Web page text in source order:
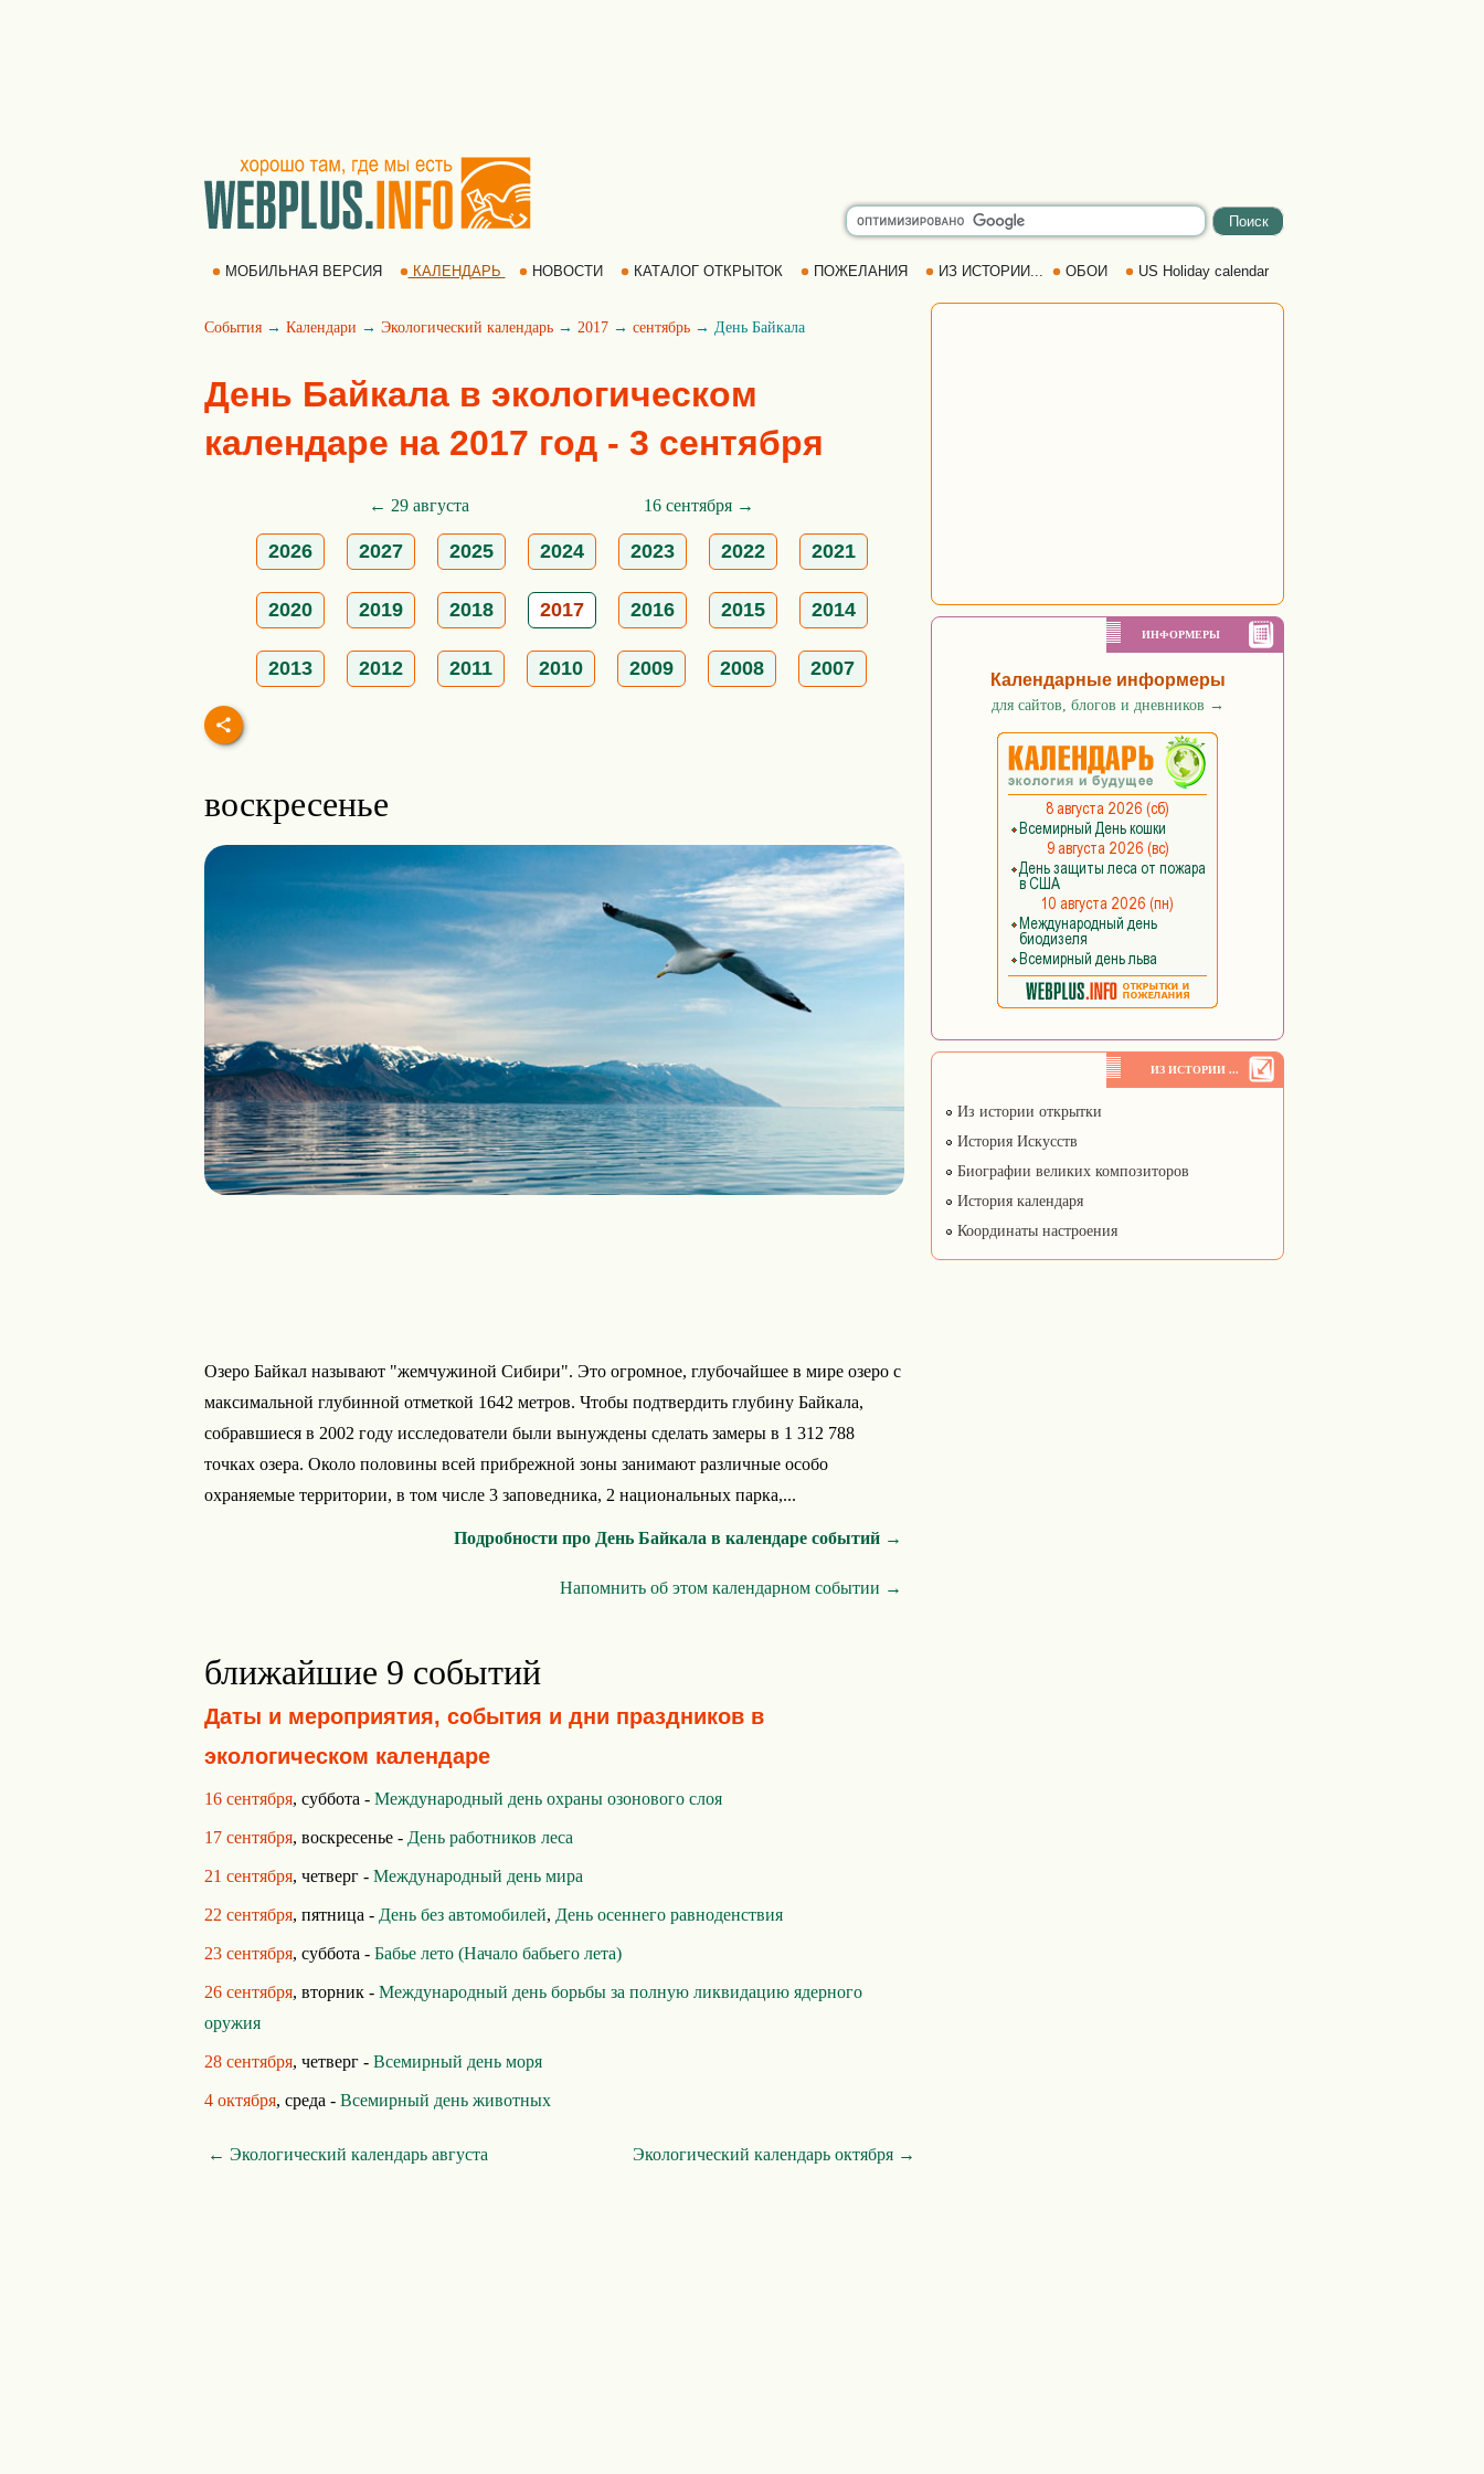
МОБИЛЬНАЯ ВЕРСИЯ КАЛЕНДАРЬ НОВОСТИ КАТАЛОГ ОТКРЫТОК ПОЖЕЛАНИЯ ИЗ ИСТОРИИ... ОБОИ US Holiday calendar
События → Календари → Экологический календарь → 2017 → сентябрь → День Байкала
День Байкала в экологическом
календаре на 2017 год - 3 сентября
← 29 августа 16 сентября →
2026 2027 2025 2024 2023 2022 2021
2020 2019 2018 2017 2016 2015 2014
2013 2012 2011 2010 2009 2008 2007
воскресенье
Озеро Байкал называют "жемчужиной Сибири". Это огромное, глубочайшее в мире озеро с
максимальной глубинной отметкой 1642 метров. Чтобы подтвердить глубину Байкала,
собравшиеся в 2002 году исследователи были вынуждены сделать замеры в 1 312 788
точках озера. Около половины всей прибрежной зоны занимают различные особо
охраняемые территории, в том числе 3 заповедника, 2 национальных парка,...
Подробности про День Байкала в календаре событий →
Напомнить об этом календарном событии →
ближайшие 9 событий
Даты и мероприятия, события и дни праздников в
экологическом календаре
16 сентября, суббота - Международный день охраны озонового слоя
17 сентября, воскресенье - День работников леса
21 сентября, четверг - Международный день мира
22 сентября, пятница - День без автомобилей, День осеннего равноденствия
23 сентября, суббота - Бабье лето (Начало бабьего лета)
26 сентября, вторник - Международный день борьбы за полную ликвидацию ядерного
оружия
28 сентября, четверг - Всемирный день моря
4 октября, среда - Всемирный день животных
← Экологический календарь августа Экологический календарь октября →
ИНФОРМЕРЫ
Календарные информеры
для сайтов, блогов и дневников →
ИЗ ИСТОРИИ ...
Из истории открытки
История Искусств
Биографии великих композиторов
История календаря
Координаты настроения